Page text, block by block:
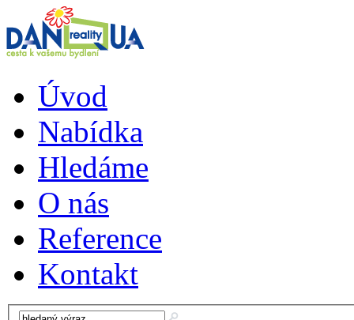
Úvod
Nabídka
Hledáme
O nás
Reference
Kontakt